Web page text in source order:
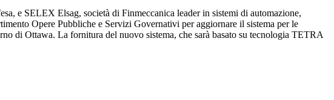
e SELEX Elsag, società di Finmeccanica leader in sistemi di automazione,
Opere Pubbliche e Servizi Governativi per aggiornare il sistema per le
di Ottawa. La fornitura del nuovo sistema, che sarà basato su tecnologia TETRA